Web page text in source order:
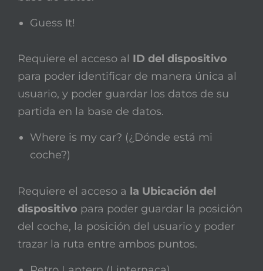
Guess It!
Requiere el acceso al ID del dispositivo
para poder identificar de manera única al
usuario, y poder guardar los datos de su
partida en la base de datos.
Where is my car? (¿Dónde está mi
coche?)
Requiere el acceso a la Ubicación del
dispositivo para poder guardar la posición
del coche, la posición del usuario y poder
trazar la ruta entre ambos puntos.